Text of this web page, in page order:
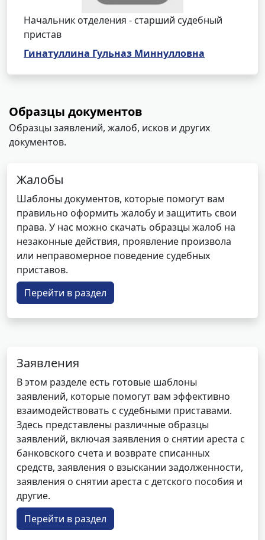
Начальник отделения - старший судебный
пристав
Гинатуллина Гульназ Миннулловна
Образцы документов
Образцы заявлений, жалоб, исков и других
документов.
Жалобы
Шаблоны документов, которые помогут вам
правильно оформить жалобу и защитить свои
права. У нас можно скачать образцы жалоб на
незаконные действия, проявление произвола
или неправомерное поведение судебных
приставов.
Перейти в раздел
Заявления
В этом разделе есть готовые шаблоны
заявлений, которые помогут вам эффективно
взаимодействовать с судебными приставами.
Здесь представлены различные образцы
заявлений, включая заявления о снятии ареста с
банковского счета и возврате списанных
средств, заявления о взыскании задолженности,
заявления о снятии ареста с детского пособия и
другие.
Перейти в раздел